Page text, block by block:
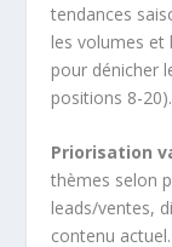
tendances
les volumes et
pour dénicher
positions 8-20).
Priorisation
thèmes selon
leads/ventes,
contenu